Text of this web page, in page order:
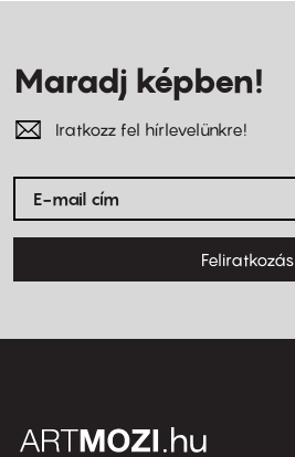
Maradj képben!
Iratkozz fel hírlevelünkre!
Feliratkozás